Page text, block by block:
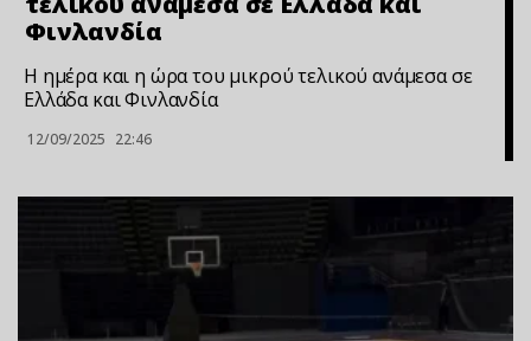
Φινλανδία
Η ημέρα και η ώρα του μικρού τελικού ανάμεσα σε
Ελλάδα και Φινλανδία
12/09/2025 22:46